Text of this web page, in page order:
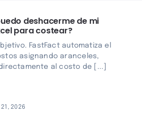
Contáctenos
Clientes
deshacerme de mi
para costear?
FastFact automatiza el
asignando aranceles,
al costo de [...]
2026